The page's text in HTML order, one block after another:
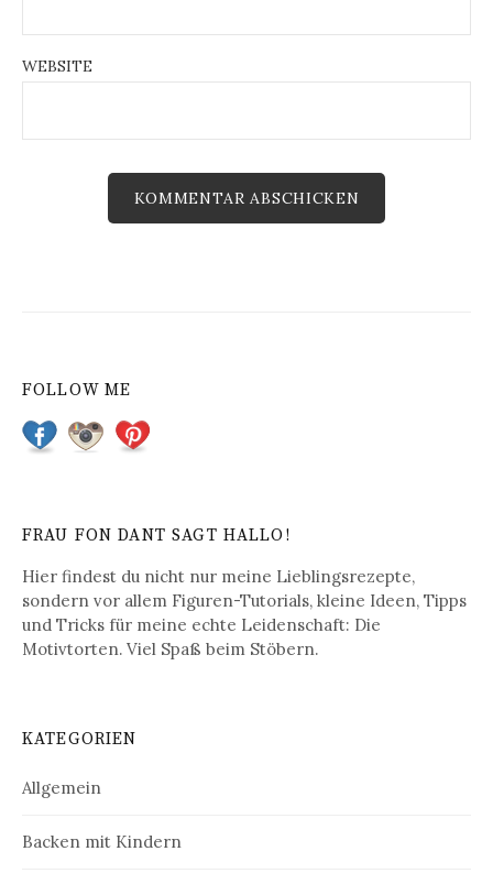
WEBSITE
FOLLOW ME
FRAU FON DANT SAGT HALLO!
Hier findest du nicht nur meine Lieblingsrezepte,
sondern vor allem Figuren-Tutorials, kleine Ideen, Tipps
und Tricks für meine echte Leidenschaft: Die
Motivtorten. Viel Spaß beim Stöbern.
KATEGORIEN
Allgemein
Backen mit Kindern